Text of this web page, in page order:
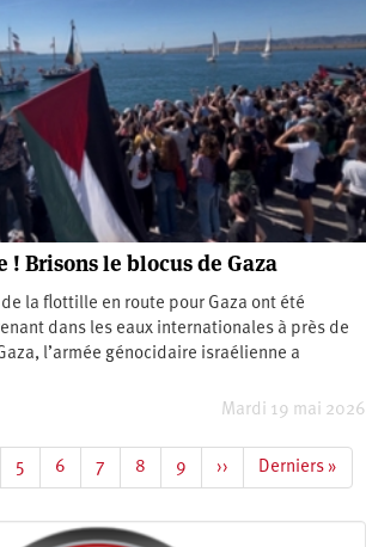
Brisons le blocus de Gaza
la flottille en route pour Gaza ont été
dans les eaux internationales à près de
l’armée génocidaire israélienne a
Mardi 19 mai 2026
Page
5 Page
6 Page
7 Page
8 Page
9
Page
suivante
››
Dernière
page
Derniers »